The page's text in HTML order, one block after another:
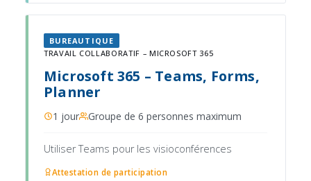
BUREAUTIQUE
TRAVAIL COLLABORATIF – MICROSOFT 365
Microsoft 365 – Teams, Forms,
Planner
1 jour Groupe de 6 personnes maximum
Utiliser Teams pour les visioconférences
Attestation de participation